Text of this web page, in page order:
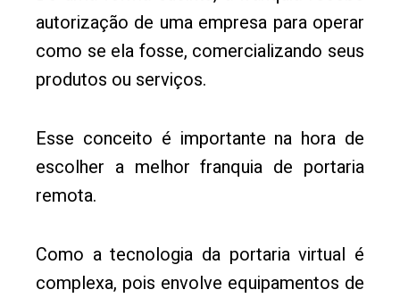
autorização de uma empresa para operar
como se ela fosse, comercializando seus
produtos ou serviços.
Esse conceito é importante na hora de
escolher a melhor franquia de portaria
remota.
Como a tecnologia da portaria virtual é
complexa, pois envolve equipamentos de